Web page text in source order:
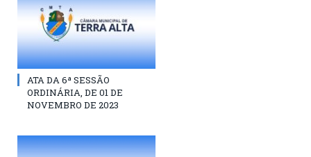
ATA DA 6ª SESSÃO
ORDINÁRIA, DE 01 DE
NOVEMBRO DE 2023